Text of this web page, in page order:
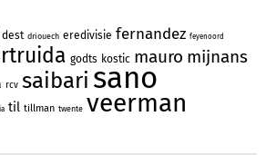
dest driouech eredivisie fernandez feyenoord
godts kostic mauro mijnans
rcv saibari sano
til tillman twente veerman